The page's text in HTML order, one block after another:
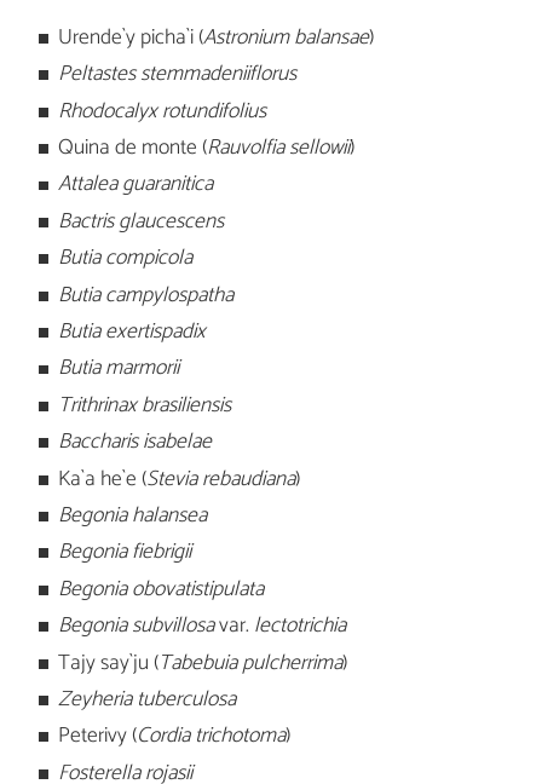
Urende`y picha`i (Astronium balansae)
Peltastes stemmadeniiflorus
Rhodocalyx rotundifolius
Quina de monte (Rauvolfia sellowii)
Attalea guaranitica
Bactris glaucescens
Butia compicola
Butia campylospatha
Butia exertispadix
Butia marmorii
Trithrinax brasiliensis
Baccharis isabelae
Ka`a he`e (Stevia rebaudiana)
Begonia halansea
Begonia fiebrigii
Begonia obovatistipulata
Begonia subvillosavar. lectotrichia
Tajy say`ju (Tabebuia pulcherrima)
Zeyheria tuberculosa
Peterivy (Cordia trichotoma)
Fosterella rojasii